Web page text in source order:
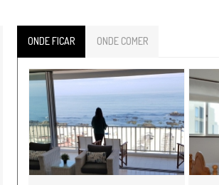
ONDE FICAR ONDE COMER